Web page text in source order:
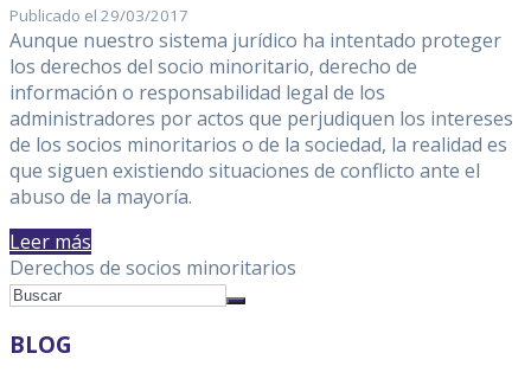
Publicado el 29/03/2017
Aunque nuestro sistema jurídico ha intentado proteger
los derechos del socio minoritario, derecho de
información o responsabilidad legal de los
administradores por actos que perjudiquen los intereses
de los socios minoritarios o de la sociedad, la realidad es
que siguen existiendo situaciones de conflicto ante el
abuso de la mayoría.
Leer más
Derechos de socios minoritarios
BLOG